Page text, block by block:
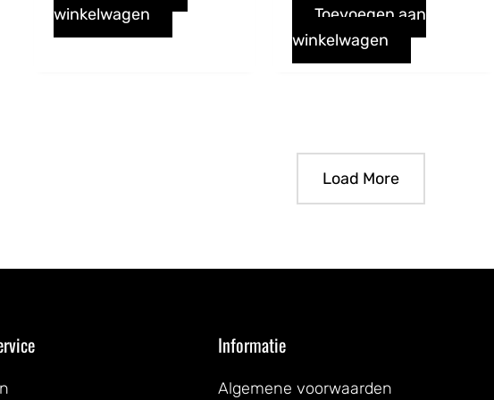
winkelwagen
Toevoegen aan
winkelwagen
Load More
Informatie
Algemene voorwaarden